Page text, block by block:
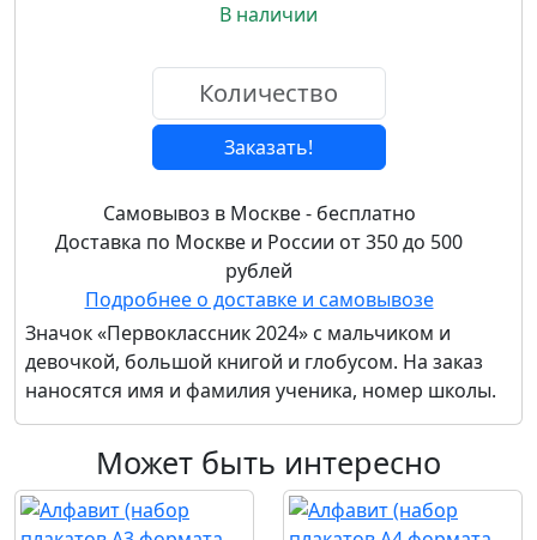
В наличии
Заказать!
Самовывоз в Москве - бесплатно
Доставка по Москве и России от 350 до 500
рублей
Подробнее о доставке и самовывозе
Значок «Первоклассник 2024» с мальчиком и
девочкой, большой книгой и глобусом. На заказ
наносятся имя и фамилия ученика, номер школы.
Может быть интересно